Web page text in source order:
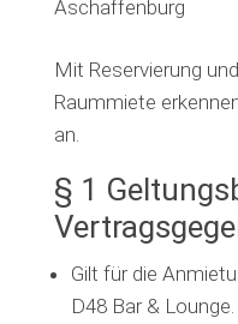
Aschaffenburg
Mit Reservierung
Raummiete
an.
§ 1
Gilt für die
D48 Bar & Lounge.